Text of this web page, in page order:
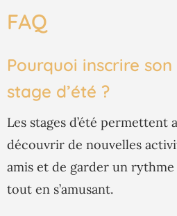
FAQ
Pourquoi inscrire
stage d’été ?
Les stages d’été permettent
découvrir de nouvelles
amis et de garder un rythme
tout en s’amusant.